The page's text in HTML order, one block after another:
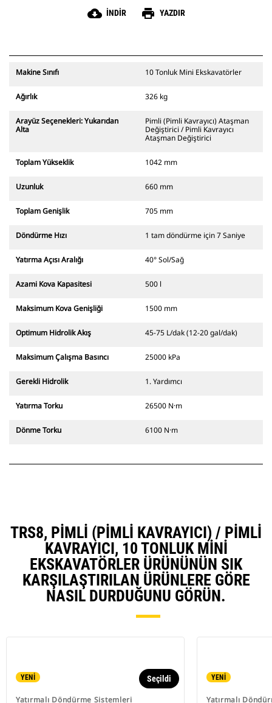
cloud_download İNDIR print YAZDIR
Makine Sınıfı 10 Tonluk Mini Ekskavatörler
Ağırlık 326 kg
Arayüz Seçenekleri: Yukarıdan
Alta
Pimli (Pimli Kavrayıcı) Ataşman
Değiştirici / Pimli Kavrayıcı
Ataşman Değiştirici
Toplam Yükseklik 1042 mm
Uzunluk 660 mm
Toplam Genişlik 705 mm
Döndürme Hızı 1 tam döndürme için 7 Saniye
Yatırma Açısı Aralığı 40° Sol/Sağ
Azami Kova Kapasitesi 500 l
Maksimum Kova Genişliği 1500 mm
Optimum Hidrolik Akış 45-75 L/dak (12-20 gal/dak)
Maksimum Çalışma Basıncı 25000 kPa
Gerekli Hidrolik 1. Yardımcı
Yatırma Torku 26500 N·m
Dönme Torku 6100 N·m
TRS8, PIMLI (PIMLI KAVRAYICI) / PIMLI
KAVRAYICI, 10 TONLUK MINI
EKSKAVATÖRLER ÜRÜNÜNÜN SIK
KARŞILAŞTIRILAN ÜRÜNLERE GÖRE
NASIL DURDUĞUNU GÖRÜN.
YENİ
Yatırmalı Döndürme Sistemleri
Seçildi YENİ
Yatırmalı